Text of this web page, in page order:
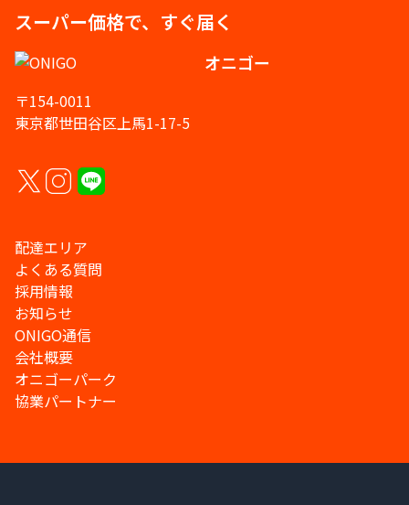
スーパー価格で、すぐ届く
オニゴー
〒154-0011
東京都世田谷区上馬1-17-5
配達エリア
よくある質問
採用情報
お知らせ
ONIGO通信
会社概要
オニゴーパーク
協業パートナー